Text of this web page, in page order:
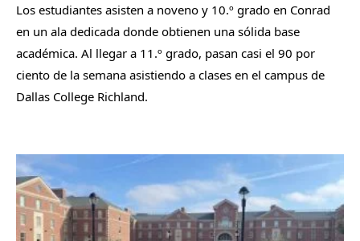
Los estudiantes asisten a noveno y 10.º grado en Conrad
en un ala dedicada donde obtienen una sólida base
académica. Al llegar a 11.º grado, pasan casi el 90 por
ciento de la semana asistiendo a clases en el campus de
Dallas College Richland.